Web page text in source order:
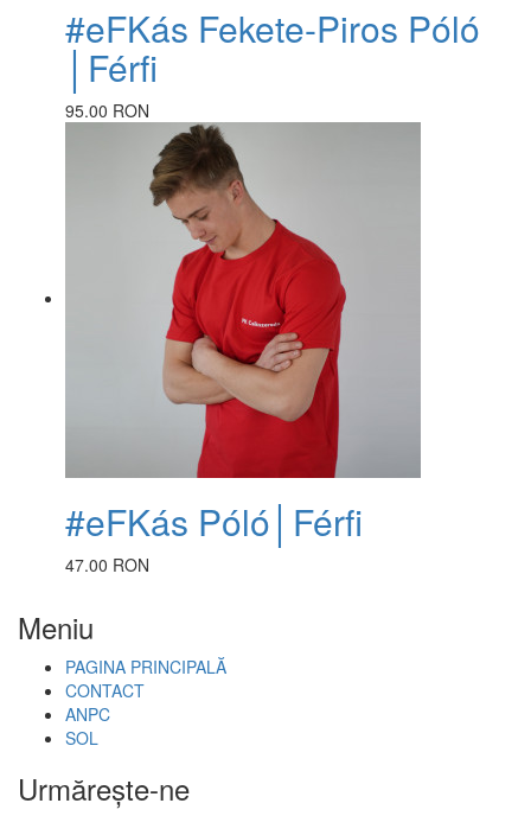
#eFKás Fekete-Piros Póló
│Férfi
95.00 RON
#eFKás Póló│Férfi
47.00 RON
Meniu
PAGINA PRINCIPALĂ
CONTACT
ANPC
SOL
Urmăreşte-ne